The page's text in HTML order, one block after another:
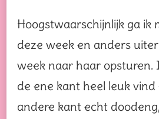
Hoogstwaarschijnlijk ga ik
deze week en anders
week naar haar opsturen.
de ene kant heel leuk vind
andere kant echt